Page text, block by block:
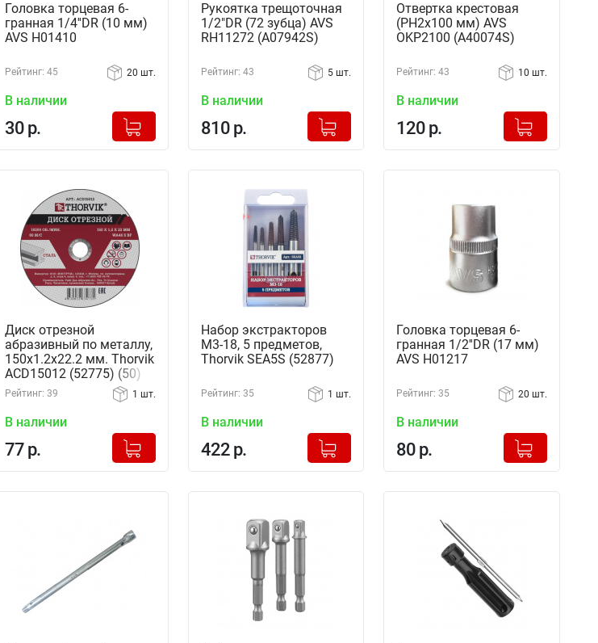
Головка торцевая 6-
гранная 1/4''DR (10 мм)
AVS H01410
Рейтинг: 45 20 шт.
В наличии
30 р.
+
Добавлено в корзину
Рукоятка трещоточная
1/2"DR (72 зубца) AVS
RH11272 (A07942S)
Рейтинг: 43 5 шт.
В наличии
810 р.
+
Добавлено в корзину
Отвертка крестовая
(PH2x100 мм) AVS
OKP2100 (A40074S)
Рейтинг: 43 10 шт.
В наличии
120 р.
+
Добавлено в корзину
Диск отрезной
абразивный по металлу,
150х1.2х22.2 мм. Thorvik
ACD15012 (52775) (50)
Рейтинг: 39 1 шт.
В наличии
77 р.
+
Добавлено в корзину
Набор экстракторов
М3-18, 5 предметов,
Thorvik SEA5S (52877)
Рейтинг: 35 1 шт.
В наличии
422 р.
+
Добавлено в корзину
Головка торцевая 6-
гранная 1/2''DR (17 мм)
AVS H01217
Рейтинг: 35 20 шт.
В наличии
80 р.
+
Добавлено в корзину